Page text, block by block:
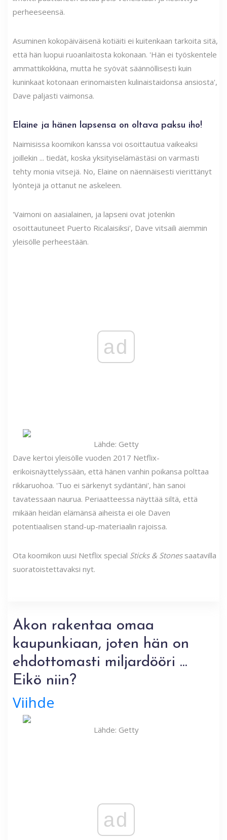
perheeseensä.
Asuminen kokopäiväisenä kotiäiti ei kuitenkaan tarkoita sitä,
että hän luopui ruoanlaitosta kokonaan. 'Hän ei työskentele
ammattikokkina, mutta he syövät säännöllisesti kuin
kuninkaat kotonaan erinomaisten kulinaistaidonsa ansiosta',
Dave paljasti vaimonsa.
Elaine ja hänen lapsensa on oltava paksu iho!
Naimisissa koomikon kanssa voi osoittautua vaikeaksi
joillekin ... tiedät, koska yksityiselämästäsi on varmasti
tehty monia vitsejä. No, Elaine on näennäisesti vierittänyt
lyöntejä ja ottanut ne askeleen.
'Vaimoni on aasialainen, ja lapseni ovat jotenkin
osoittautuneet Puerto Ricalaisiksi', Dave vitsaili aiemmin
yleisölle perheestään.
ad
Lähde: Getty
Dave kertoi yleisölle vuoden 2017 Netflix-
erikoisnäyttelyssään, että hänen vanhin poikansa polttaa
rikkaruohoa. 'Tuo ei särkenyt sydäntäni', hän sanoi
tavatessaan naurua. Periaatteessa näyttää siltä, ​​että
mikään heidän elämänsä aiheista ei ole Daven
potentiaalisen stand-up-materiaalin rajoissa.
Ota koomikon uusi Netflix special Sticks & Stones saatavilla
suoratoistettavaksi nyt.
Akon rakentaa omaa
kaupunkiaan, joten hän on
ehdottomasti miljardööri ...
Eikö niin?
Viihde
Lähde: Getty
ad